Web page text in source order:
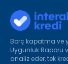
Borç kapatma ve
Uygunluk Raporu
analiz eder, tek